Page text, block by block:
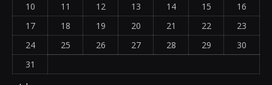
10
11 12 13 14 15
16
17
18 19 20 21 22
23
24
25 26 27 28 29
30
31